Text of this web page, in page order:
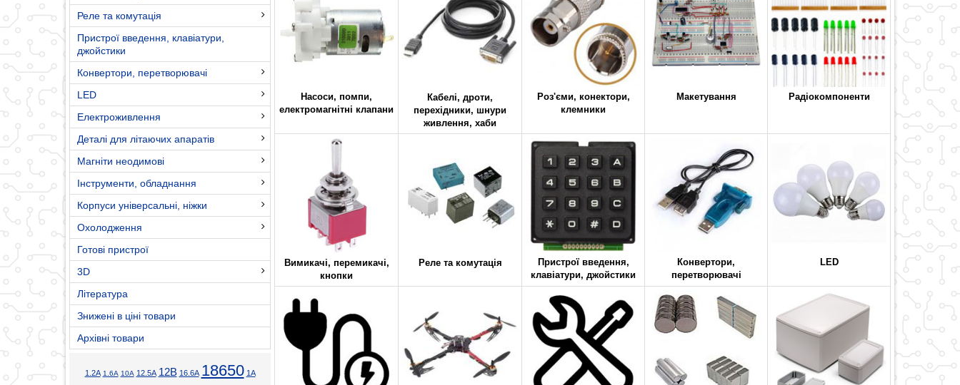
Реле та комутація
Пристрої введення, клавіатури,
джойстики
Конвертори, перетворювачі
LED
Електроживлення
Деталі для літаючих апаратів
Магніти неодимові
Інструменти, обладнання
Корпуси універсальні, ніжки
Охолодження
Готові пристрої
3D
Література
Знижені в ціні товари
Архівні товари
1.2А 1.6А 10А 12.5А 12В 16.6А 18650 1А
Насоси, помпи,
електромагнітні клапани
Кабелі, дроти,
перехідники, шнури
живлення, хаби
Роз'єми, конектори,
клемники
Макетування Радіокомпоненти
Вимикачі, перемикачі,
кнопки
Реле та комутація
Пристрої введення,
клавіатури, джойстики
Конвертори,
перетворювачі
LED